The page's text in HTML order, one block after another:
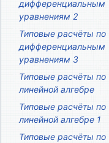
дифференциальным
уравнениям 2
Типовые расчёты по
дифференциальным
уравнениям 3
Типовые расчёты по
линейной алгебре
Типовые расчёты по
линейной алгебре 1
Типовые расчёты по